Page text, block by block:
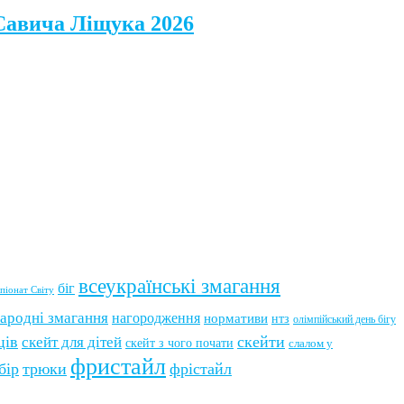
Ліщука 2026
Світу біг всеукраїнські змагання
змагання нагородження нормативи нтз олімпійський день бігу
скейт для дітей скейт з чого почати скейти слалом у
трюки фристайл фрістайл